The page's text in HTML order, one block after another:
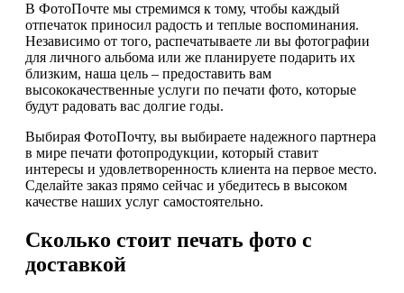
В ФотоПочте мы стремимся к тому, чтобы каждый
отпечаток приносил радость и теплые воспоминания.
Независимо от того, распечатываете ли вы фотографии
для личного альбома или же планируете подарить их
близким, наша цель – предоставить вам
высококачественные услуги по печати фото, которые
будут радовать вас долгие годы.
Выбирая ФотоПочту, вы выбираете надежного партнера
в мире печати фотопродукции, который ставит
интересы и удовлетворенность клиента на первое место.
Сделайте заказ прямо сейчас и убедитесь в высоком
качестве наших услуг самостоятельно.
Сколько стоит печать фото с
доставкой